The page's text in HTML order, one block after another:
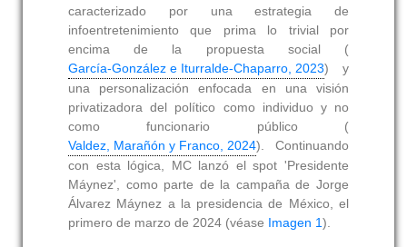
caracterizado por una estrategia de
infoentretenimiento que prima lo trivial por
encima de la propuesta social (
García-González e Iturralde-Chaparro, 2023) y
una personalización enfocada en una visión
privatizadora del político como individuo y no
como funcionario público (
Valdez, Marañón y Franco, 2024). Continuando
con esta lógica, MC lanzó el spot 'Presidente
Máynez', como parte de la campaña de Jorge
Álvarez Máynez a la presidencia de México, el
primero de marzo de 2024 (véase Imagen 1).